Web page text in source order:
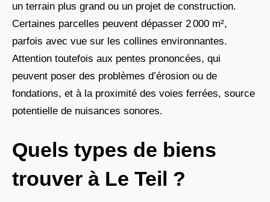
un terrain plus grand ou un projet de construction.
Certaines parcelles peuvent dépasser 2 000 m²,
parfois avec vue sur les collines environnantes.
Attention toutefois aux pentes prononcées, qui
peuvent poser des problèmes d’érosion ou de
fondations, et à la proximité des voies ferrées, source
potentielle de nuisances sonores.
Quels types de biens
trouver à Le Teil ?